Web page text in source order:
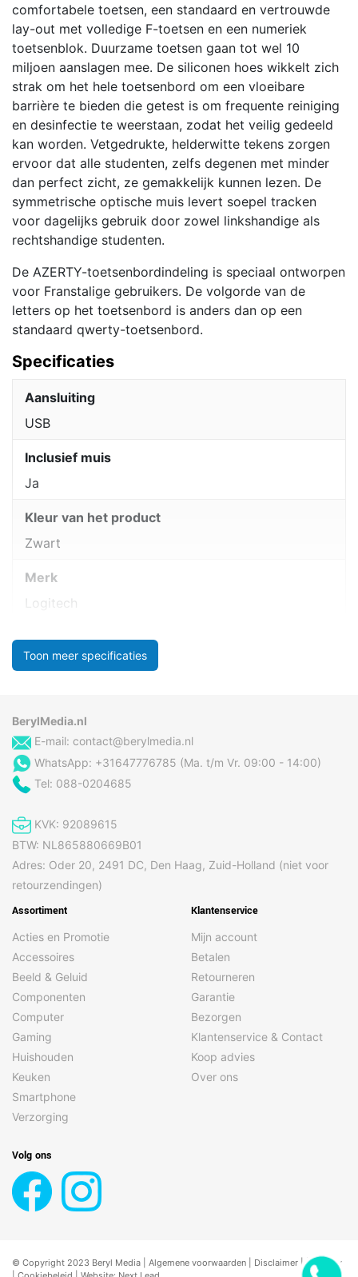
comfortabele toetsen, een standaard en vertrouwde
lay-out met volledige F-toetsen en een numeriek
toetsenblok. Duurzame toetsen gaan tot wel 10
miljoen aanslagen mee. De siliconen hoes wikkelt zich
strak om het hele toetsenbord om een vloeibare
barrière te bieden die getest is om frequente reiniging
en desinfectie te weerstaan, zodat het veilig gedeeld
kan worden. Vetgedrukte, helderwitte tekens zorgen
ervoor dat alle studenten, zelfs degenen met minder
dan perfect zicht, ze gemakkelijk kunnen lezen. De
symmetrische optische muis levert soepel tracken
voor dagelijks gebruik door zowel linkshandige als
rechtshandige studenten.
De AZERTY-toetsenbordindeling is speciaal ontworpen
voor Franstalige gebruikers. De volgorde van de
letters op het toetsenbord is anders dan op een
standaard qwerty-toetsenbord.
Specificaties
Aansluiting
USB
Inclusief muis
Ja
Kleur van het product
Zwart
Merk
Logitech
Toon meer specificaties
BerylMedia.nl
E-mail: contact@berylmedia.nl
WhatsApp: +31647776785 (Ma. t/m Vr. 09:00 - 14:00)
Tel: 088-0204685
KVK: 92089615
BTW: NL865880669B01
Adres: Oder 20, 2491 DC, Den Haag, Zuid-Holland (niet voor
retourzendingen)
Assortiment
Acties en Promotie
Accessoires
Beeld & Geluid
Componenten
Computer
Gaming
Huishouden
Keuken
Smartphone
Verzorging
Klantenservice
Mijn account
Betalen
Retourneren
Garantie
Bezorgen
Klantenservice & Contact
Koop advies
Over ons
Volg ons
© Copyright 2023 Beryl Media | Algemene voorwaarden Disclaimer | |Privacy